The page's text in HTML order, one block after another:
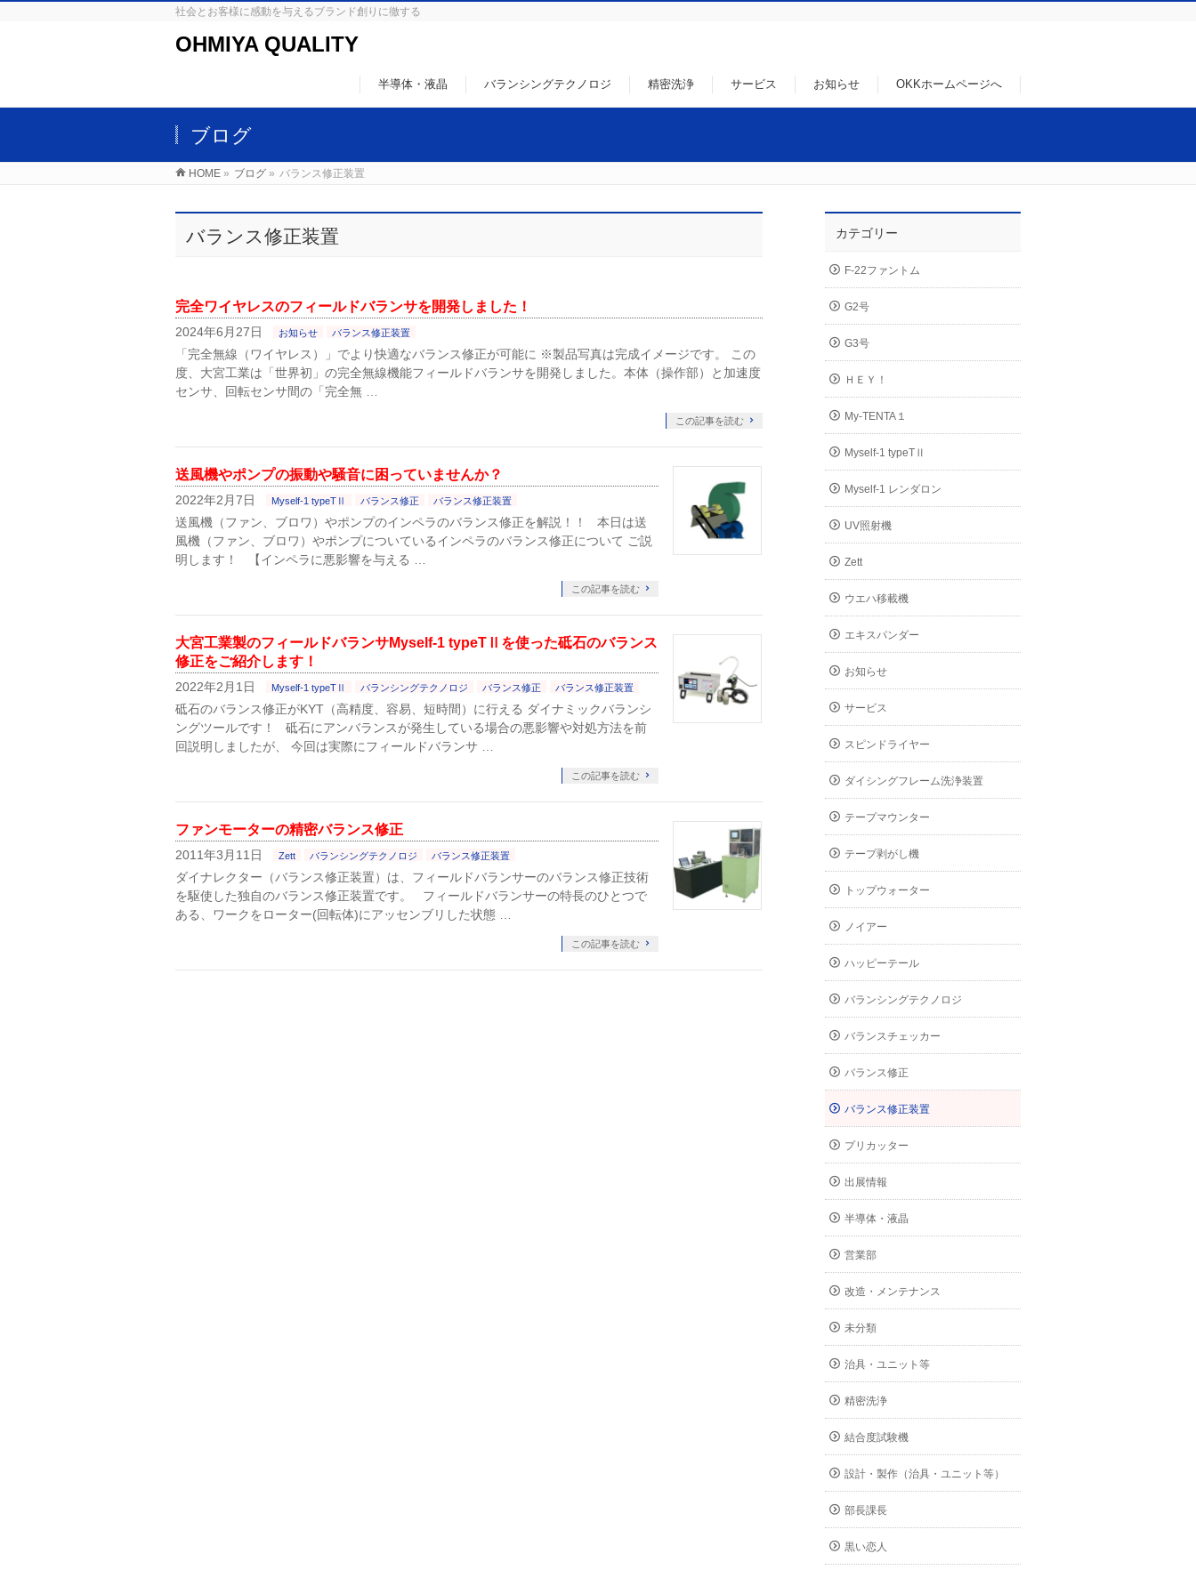
社会とお客様に感動を与えるブランド創りに徹する
OHMIYA QUALITY
半導体・液晶 バランシングテクノロジ 精密洗浄 サービス お知らせ OKKホームページへ
ブログ
HOME » ブログ » バランス修正装置
バランス修正装置
完全ワイヤレスのフィールドバランサを開発しました！
2024年6月27日 お知らせ バランス修正装置
「完全無線（ワイヤレス）」でより快適なバランス修正が可能に ※製品写真は完成イメージです。 この
度、大宮工業は「世界初」の完全無線機能フィールドバランサを開発しました。本体（操作部）と加速度
センサ、回転センサ間の「完全無 …
この記事を読む
送風機やポンプの振動や騒音に困っていませんか？
2022年2月7日 Myself-1 typeTⅡ バランス修正 バランス修正装置
送風機（ファン、ブロワ）やポンプのインペラのバランス修正を解説！！ 本日は送
風機（ファン、ブロワ）やポンプについているインペラのバランス修正について ご説
明します！ 【インペラに悪影響を与える …
この記事を読む
大宮工業製のフィールドバランサMyself-1 typeTⅡを使った砥石のバランス
修正をご紹介します！
2022年2月1日 Myself-1 typeTⅡ バランシングテクノロジ バランス修正 バランス修正装置
砥石のバランス修正がKYT（高精度、容易、短時間）に行える ダイナミックバランシ
ングツールです！ 砥石にアンバランスが発生している場合の悪影響や対処方法を前
回説明しましたが、 今回は実際にフィールドバランサ …
この記事を読む
ファンモーターの精密バランス修正
2011年3月11日 Zett バランシングテクノロジ バランス修正装置
ダイナレクター（バランス修正装置）は、フィールドバランサーのバランス修正技術
を駆使した独自のバランス修正装置です。 フィールドバランサーの特長のひとつで
ある、ワークをローター(回転体)にアッセンブリした状態 …
この記事を読む
カテゴリー
F-22ファントム
G2号
G3号
ＨＥＹ！
My-TENTA１
Myself-1 typeTⅡ
Myself-1 レンダロン
UV照射機
Zett
ウエハ移載機
エキスパンダー
お知らせ
サービス
スピンドライヤー
ダイシングフレーム洗浄装置
テープマウンター
テープ剥がし機
トップウォーター
ノイアー
ハッピーテール
バランシングテクノロジ
バランスチェッカー
バランス修正
バランス修正装置
プリカッター
出展情報
半導体・液晶
営業部
改造・メンテナンス
未分類
治具・ユニット等
精密洗浄
結合度試験機
設計・製作（治具・ユニット等）
部長課長
黒い恋人